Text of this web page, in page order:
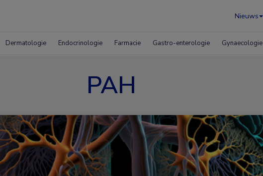
Nieuws
Dermatologie Endocrinologie Farmacie Gastro-enterologie Gynaecologie
PAH